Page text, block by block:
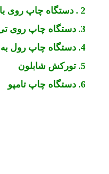
2 . دستگاه چاپ روی بادکنک
3. دستگاه چاپ روی تی شرت
4. دستگاه چاپ رول به رول
5. تورکش شابلون
6. دستگاه چاپ تامپو